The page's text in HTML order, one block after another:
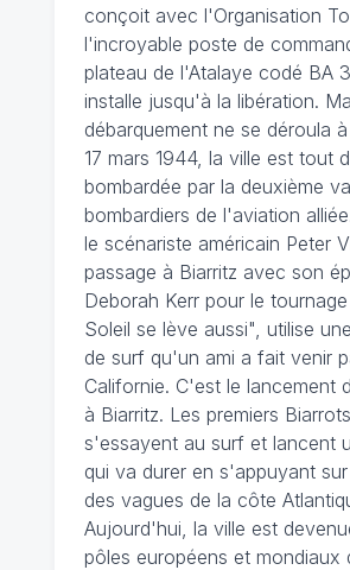
conçoit avec l'Organisation
l'incroyable poste de
plateau de l'Atalaye codé BA
installe jusqu'à la libération.
débarquement ne se déroula
17 mars 1944, la ville est tout
bombardée par la deuxième
bombardiers de l'aviation
le scénariste américain Peter
passage à Biarritz avec son
Deborah Kerr pour le
Soleil se lève aussi", utilise
de surf qu'un ami a fait venir
Californie. C'est le lancement
à Biarritz. Les premiers Biarrots
s'essayent au surf et lancent
qui va durer en s'appuyant
des vagues de la côte
Aujourd'hui, la ville est
pôles européens et mondiaux